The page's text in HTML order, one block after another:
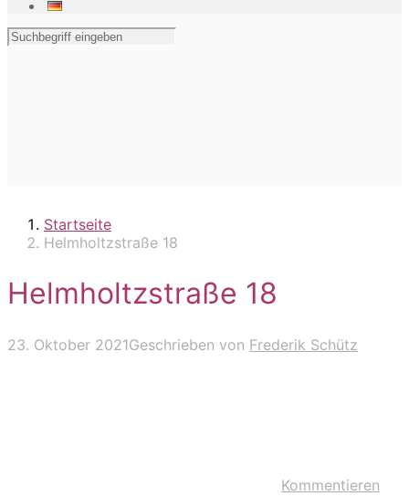
Startseite
Helmholtzstraße 18
Helmholtzstraße 18
23. Oktober 2021Geschrieben von Frederik Schütz
Kommentieren